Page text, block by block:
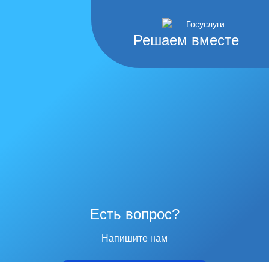
Решаем вместе
Есть вопрос?
Напишите нам